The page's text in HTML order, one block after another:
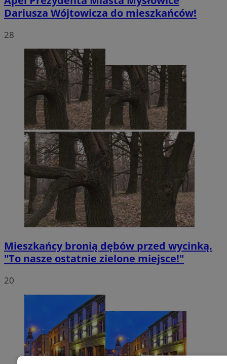
Dariusza Wójtowicza do mieszkańców!
28
Mieszkańcy bronią dębów przed wycinką.
"To nasze ostatnie zielone miejsce!"
20